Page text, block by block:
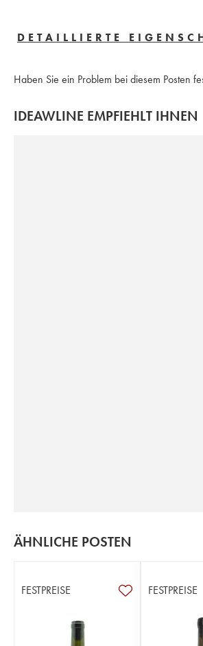
DETAILLIERTE
Haben Sie ein Problem bei diesem Posten
IDEAWLINE EMPFIEHLT IHNEN
ÄHNLICHE POSTEN
FESTPREISE FESTPREISE